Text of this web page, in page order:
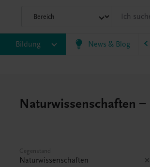
Bildung News & Blog
HF/TFS HLM/HLK HLPS/FSB
Naturwissenschaften
Gegenstand
Naturwissenschaften